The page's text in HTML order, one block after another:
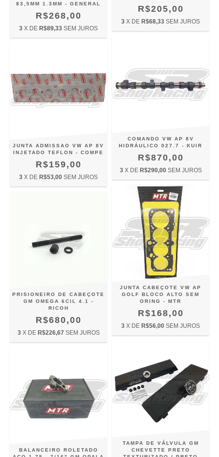
83,5MM 1.3MM - GENERAL
R$268,00
3 X DE R$89,33 SEM JUROS
R$205,00
3 X DE R$68,33 SEM JUROS
JUNTA ADMISSAO VW AP 8V
INJETADO TEFLON - COMPE
R$159,00
3 X DE R$53,00 SEM JUROS
COMANDO VW AP 8V
HIDRÁULICO 027.7 - KUIR
R$870,00
3 X DE R$290,00 SEM JUROS
PRISIONEIRO DE CABEÇOTE
GM OMEGA 6CIL 4.1 -
RICOH
R$680,00
3 X DE R$226,67 SEM JUROS
JUNTA CABEÇOTE VW AP
GOLF BLOCO ALTO SEM
ORING - MTR
R$168,00
3 X DE R$56,00 SEM JUROS
BALANCEIRO ROLETADO
TAMPA DE VÁLVULA GM
CHEVETTE PRETO